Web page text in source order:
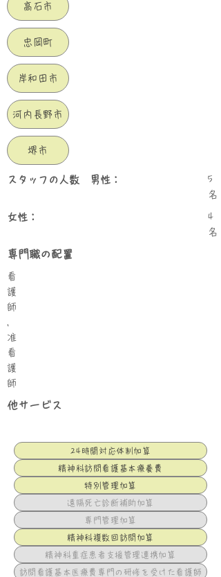
高石市
忠岡町
岸和田市
河内長野市
堺市
スタッフの人数 男性：
5
名
女性：
4
名
専門職の配置
看
護
師
,
准
看
護
師
他サービス
24時間対応体制加算
精神科訪問看護基本療養費
特別管理加算
遠隔死亡診断補助加算
専門管理加算
精神科複数回訪問加算
精神科重症患者支援管理連携加算
訪問看護基本医療費専門の研修を受けた看護師